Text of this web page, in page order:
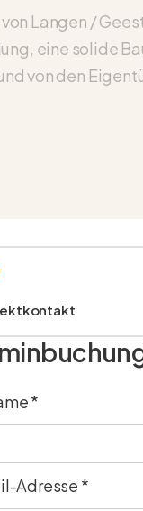
Langen /
eine solide
von den
*
Adresse *